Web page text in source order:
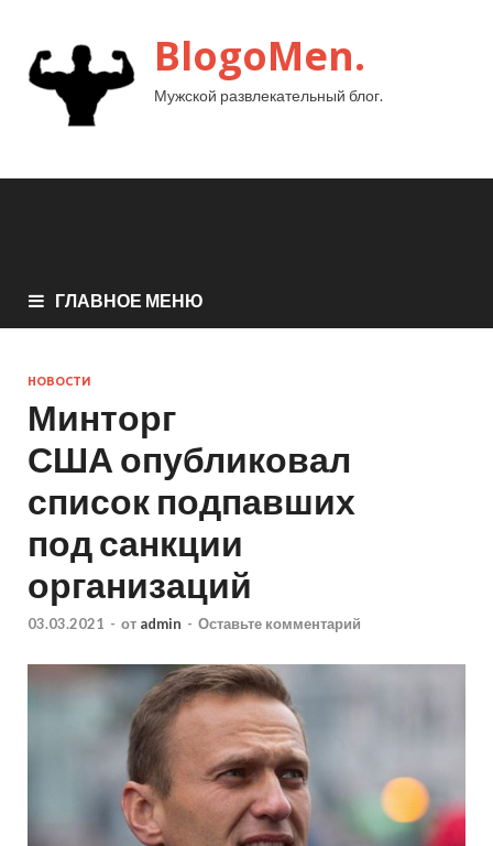
BlogoMen.
Мужской развлекательный блог.
ГЛАВНОЕ МЕНЮ
НОВОСТИ
Минторг
США опубликовал
список подпавших
под санкции
организаций
03.03.2021 - от admin - Оставьте комментарий